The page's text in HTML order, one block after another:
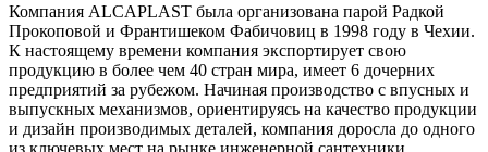
Компания ALCAPLAST была организована парой Радкой
Прокоповой и Франтишеком Фабичовиц в 1998 году в Чехии.
К настоящему времени компания экспортирует свою
продукцию в более чем 40 стран мира, имеет 6 дочерних
предприятий за рубежом. Начиная производство с впусных и
выпускных механизмов, ориентируясь на качество продукции
и дизайн производимых деталей, компания доросла до одного
из ключевых мест на рынке инженерной сантехники,